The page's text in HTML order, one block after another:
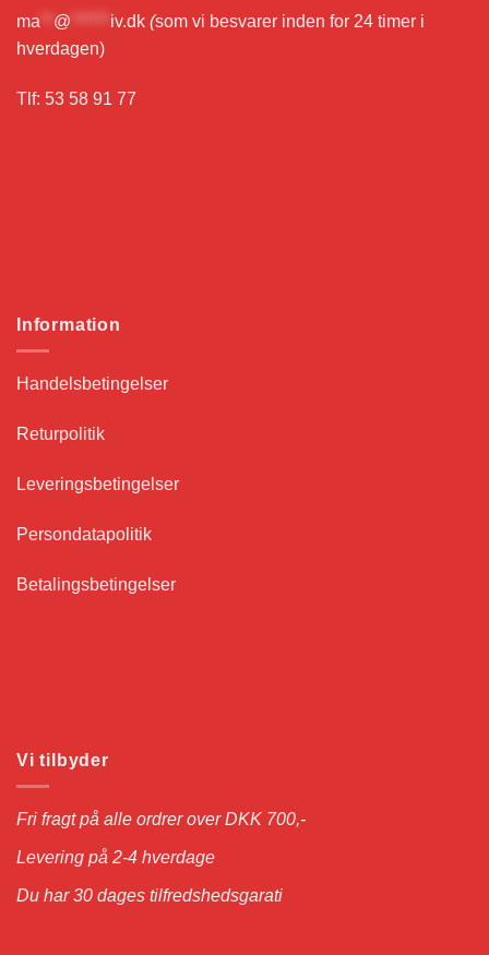
ma @ iv.dk (som vi besvarer inden for 24 timer i
hverdagen)
Tlf: 53 58 91 77
Information
Handelsbetingelser
Returpolitik
Leveringsbetingelser
Persondatapolitik
Betalingsbetingelser
Vi tilbyder
Fri fragt på alle ordrer over DKK 700,-
Levering på 2-4 hverdage
Du har 30 dages tilfredshedsgarati